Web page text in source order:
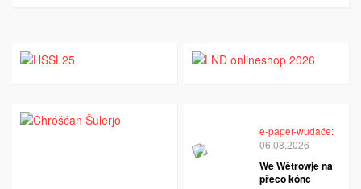
e-paper-wudaće:
06.08.2026
We Wětrowje na
přeco kónc